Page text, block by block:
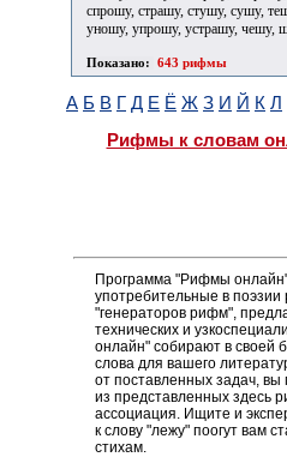
спрошу, страшу, стушу, сушу,
уношу, упрошу, устрашу, чешу,
Показано: 643 рифмы
А Б В Г Д Е Ё Ж З И Й К Л
Рифмы к словам
Программа "Рифмы
употребительные в
"генераторов рифм",
технических и
онлайн" собирают в своей
слова для вашего
от поставленных задач,
из представленных здесь
ассоциация. Ищите и
к слову "лежу" поогут вам
стихам.